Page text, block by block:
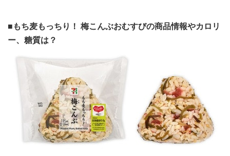
■もち麦もっちり！ 梅こんぶおむすびの商品情報やカロリ
ー、糖質は？